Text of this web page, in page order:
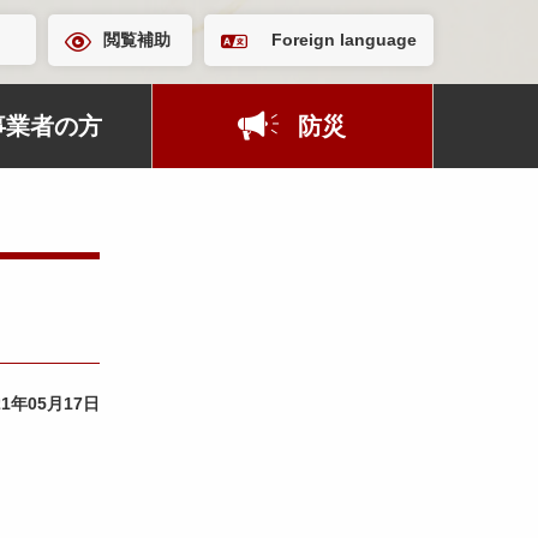
閲覧補助 Foreign language
業者の方 防災
年05月17日